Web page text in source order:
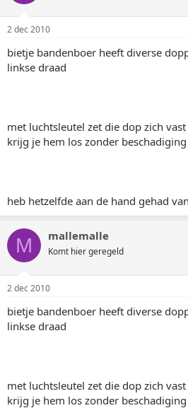
2 dec 2010
bietje bandenboer heeft diverse
linkse draad
met luchtsleutel zet die dop zich
krijg je hem los zonder beschadiging
heb hetzelfde aan de hand gehad
M mallemalle
Komt hier geregeld
2 dec 2010
bietje bandenboer heeft diverse
linkse draad
met luchtsleutel zet die dop zich
krijg je hem los zonder beschadiging